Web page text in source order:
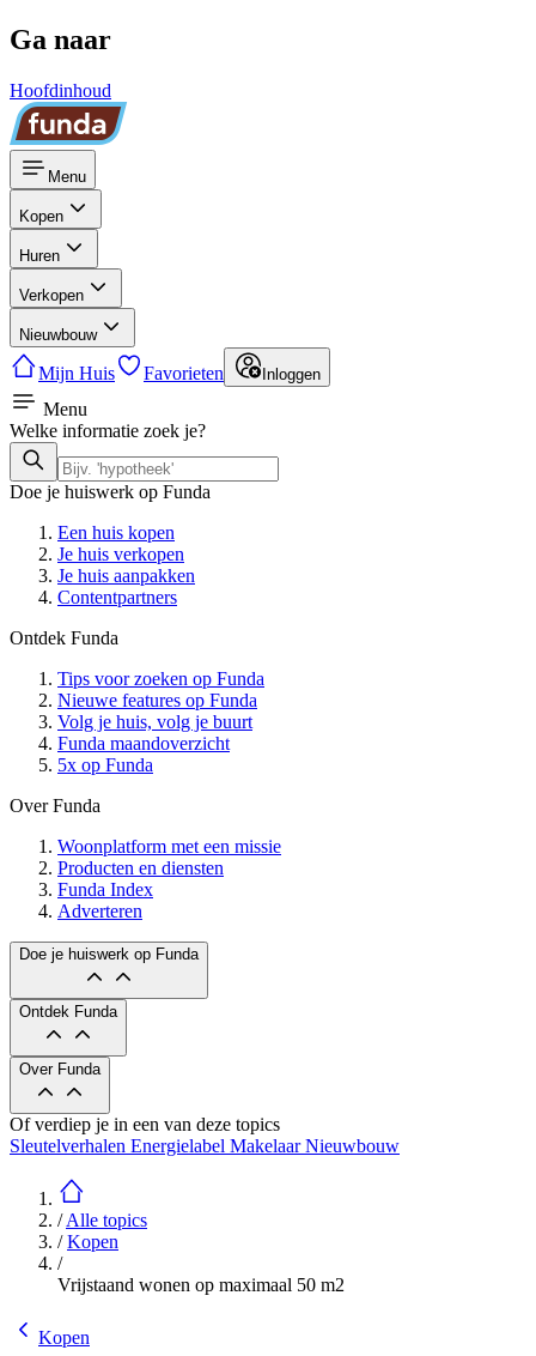
Ga naar
Hoofdinhoud
Menu
Kopen
Huren
Verkopen
Nieuwbouw
Mijn Huis Favorieten Inloggen
Menu
Welke informatie zoek je?
Doe je huiswerk op Funda
Een huis kopen
Je huis verkopen
Je huis aanpakken
Contentpartners
Ontdek Funda
Tips voor zoeken op Funda
Nieuwe features op Funda
Volg je huis, volg je buurt
Funda maandoverzicht
5x op Funda
Over Funda
Woonplatform met een missie
Producten en diensten
Funda Index
Adverteren
Doe je huiswerk op Funda
Ontdek Funda
Over Funda
Of verdiep je in een van deze topics
Sleutelverhalen Energielabel MakelaarNieuwbouw
/Alle topics
/Kopen
/
Vrijstaand wonen op maximaal 50 m2
Kopen